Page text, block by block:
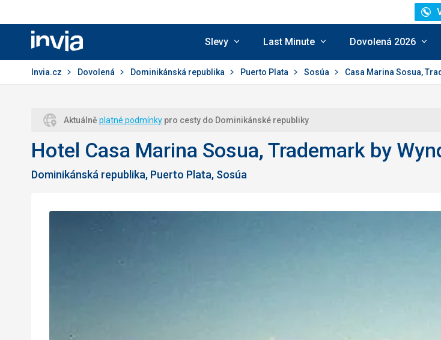
Invia.cz
Slevy Last Minute Dovolená 2026
Invia.cz Dovolená Dominikánská republika Puerto Plata Sosúa Casa Marina Sosua,
Aktuálně platné podmínky pro cesty do Dominikánské republiky
Hotel Casa Marina Sosua, Trademark by
Dominikánská republika, Puerto Plata, Sosúa